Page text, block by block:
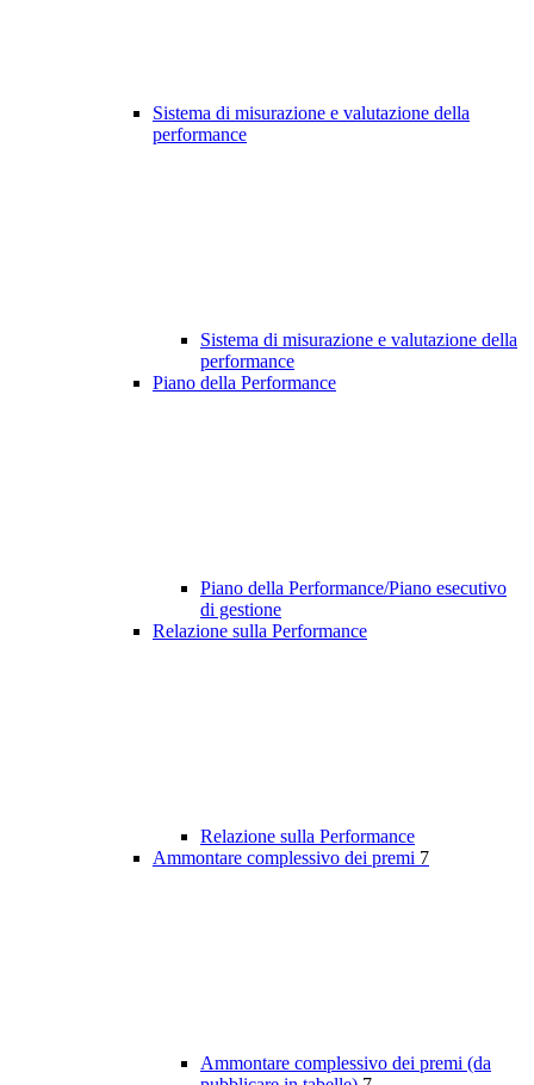
Sistema di misurazione e valutazione della
performance
Sistema di misurazione e valutazione della
performance
Piano della Performance
Piano della Performance/Piano esecutivo
di gestione
Relazione sulla Performance
Relazione sulla Performance
Ammontare complessivo dei premi 7
Ammontare complessivo dei premi (da